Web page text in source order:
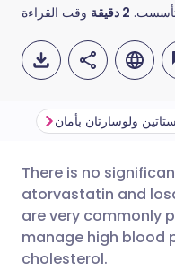
2 دقيقة وقت القراءة
🇬🇧
🇪🇸
There is no
atorvastatin and
are very commonly
manage high blood
cholesterol.